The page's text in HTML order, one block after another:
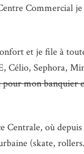
Commercial
et je file à
Célio, Sephora,
pour mon banquier
Centrale, où depuis
(skate,